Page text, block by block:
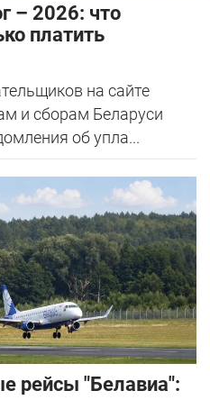
– 2026: что
платить
на сайте
и сборам Беларуси
об упла...
рейсы "Белавиа":